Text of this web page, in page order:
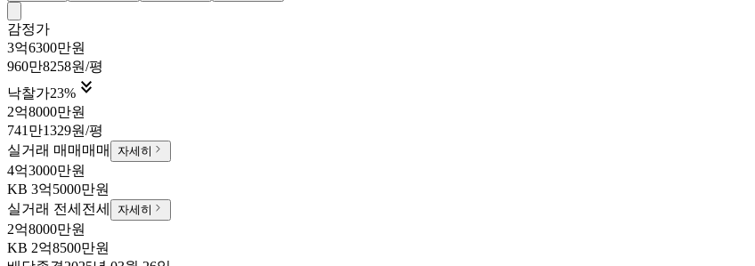
감정가
3억6300만원
960만8258원/평
낙찰가23% 
2억8000만원
741만1329원/평
실거래 매매 매매 자세히
4억3000만원
KB 3억5000만원
실거래 전세 전세 자세히
2억8000만원
KB 2억8500만원